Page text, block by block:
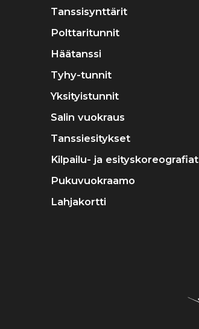
Tanssisynttärit
Polttaritunnit
Häätanssi
Tyhy-tunnit
Yksityistunnit
Salin vuokraus
Tanssiesitykset
Kilpailu- ja esityskoreografiat
Pukuvuokraamo
Lahjakortti